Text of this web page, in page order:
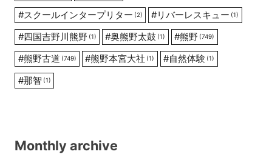
#スクールインタープリター (2) #リバーレスキュー (1)
#四国吉野川熊野 (1) #奥熊野太鼓 (1) #熊野 (749)
#熊野古道 (749) #熊野本宮大社 (1) #自然体験 (1)
#那智 (1)
Monthly archive